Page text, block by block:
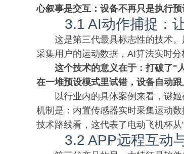
心叙事是交互：设备不再只是执行
3.1 AI动作捕捉：
这是第三代最具标志性的技术
采集用户的运动数据，AI算法实时
这个技术的意义在于：打破了"
在一堆预设模式里试错，设备自动跟
以行业内的具体案例来看，谜
机制是：内置传感器实时采集运动
技术路线看，这代表了电动飞机杯
3.2 APP远程互动